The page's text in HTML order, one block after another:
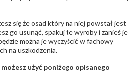
się że osad który na niej powstał jest
go usunąć, spakuj te wyroby i zanieś je
można je wyczyścić w fachowy
na uszkodzenia.
użyć poniżego opisanego